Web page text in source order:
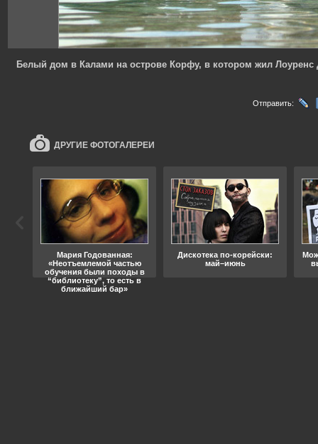
Белый дом в Калами на острове Корфу, в котором жил Лоуренс
Отправить:
ДРУГИЕ ФОТОГАЛЕРЕИ
Мария Годованная:
«Неотъемлемой частью
обучения были походы в
“библиотеку”, то есть в
ближайший бар»
Дискотека по-корейски:
май–июнь